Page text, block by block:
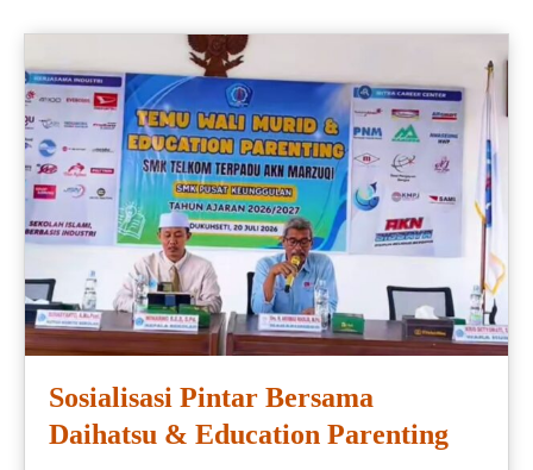
Sosialisasi Pintar Bersama
Daihatsu & Education Parenting